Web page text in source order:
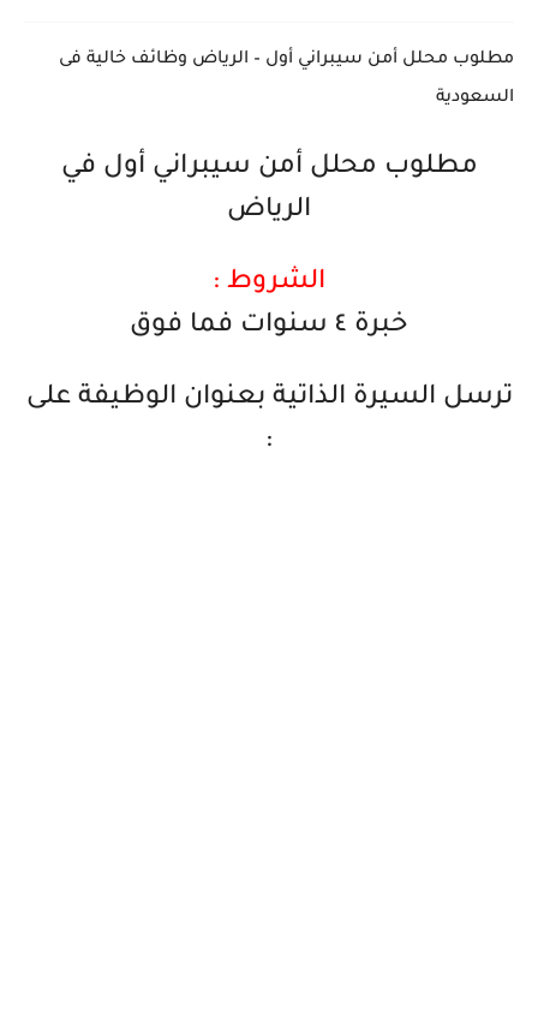
مطلوب محلل أمن سيبراني أول – الرياض وظائف خالية فى
السعودية
مطلوب محلل أمن سيبراني أول في
الرياض
الشروط :
خبرة ٤ سنوات فما فوق
ترسل السيرة الذاتية بعنوان الوظيفة على
: